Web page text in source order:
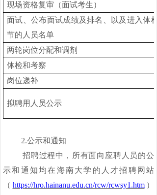
现场资格复审（面试考生）
面试、公布面试成绩及排名、以及进入体
节的人员名单
两轮岗位分配和调剂
体检和考察
岗位递补
拟聘用人员公示
2.公示和通知
招聘过程中，所有面向应聘人员的公
示和通知均在海南大学的人才招聘网站
（ https://hro.hainanu.edu.cn/rcw/rcwsy1.htm）